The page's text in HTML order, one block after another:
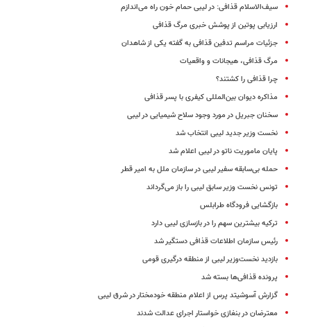
سیف‌الاسلام قذافی: در لیبی حمام خون راه می‌اندازم
ارزیابی پوتین از پوشش خبری مرگ قذافی
جزئیات مراسم تدفین قذافی به گفته یکی از شاهدان
مرگ قذافی، هیجانات و واقعیات
چرا قذافی را کشتند؟
مذاکره دیوان بین‌المللی کیفری با پسر قذافی
سخنان جبریل در مورد وجود سلاح شیمیایی در لیبی
نخست وزیر جدید لیبی انتخاب شد
پایان ماموریت ناتو در لیبی اعلام شد
حمله بی‌سابقه سفیر لیبی در سازمان ملل به امیر قطر
تونس نخست وزیر سابق لیبی را باز می‌گرداند
بازگشایی فرودگاه طرابلس
ترکیه بیشترین سهم را در بازسازی لیبی دارد
رئیس سازمان اطلاعات قذافی دستگیر شد
بازدید نخست‌وزیر لیبی از منطقه درگیری قومی
پرونده قذافی‌ها بسته شد
گزارش آسوشیتد پرس از اعلام منطقه خودمختار در شرق لیبی
معترضان در بنغازی خواستار اجرای عدالت شدند